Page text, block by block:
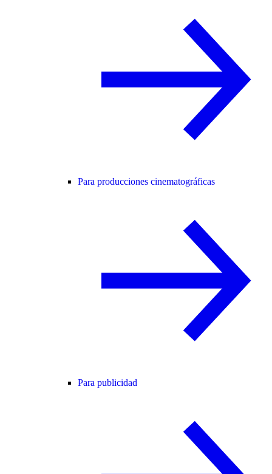
Para producciones cinematográficas
Para publicidad